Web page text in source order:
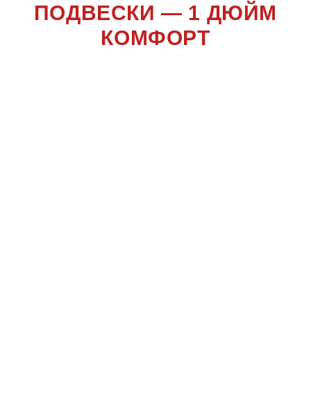
ПОДВЕСКИ — 1 ДЮЙМ
КОМФОРТ